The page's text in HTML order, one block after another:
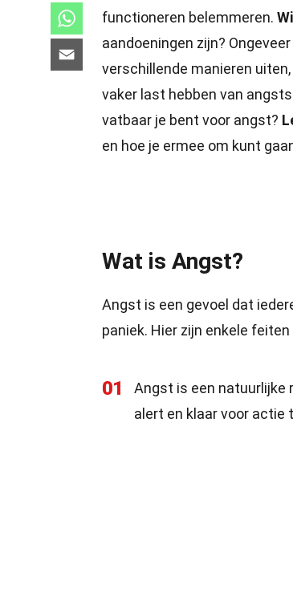
functioneren belemmeren.
aandoeningen zijn?
verschillende manieren
vaker last hebben van
vatbaar je bent voor angst?
en hoe je ermee om kunt
Wat is Angst?
Angst is een gevoel dat
paniek. Hier zijn enkele
01
Angst is een natuurlijke
alert en klaar voor actie